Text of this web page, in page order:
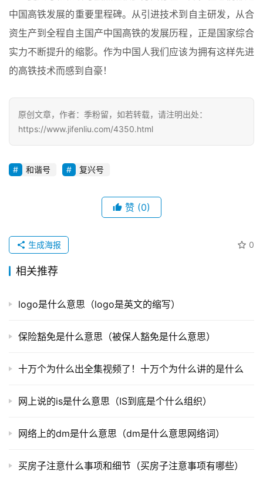
中国高铁发展的重要里程碑。从引进技术到自主研发，从合
资生产到全程自主国产中国高铁的发展历程，正是国家综合
实力不断提升的缩影。作为中国人我们应该为拥有这样先进
https://www.jifenliu.com/4350.html